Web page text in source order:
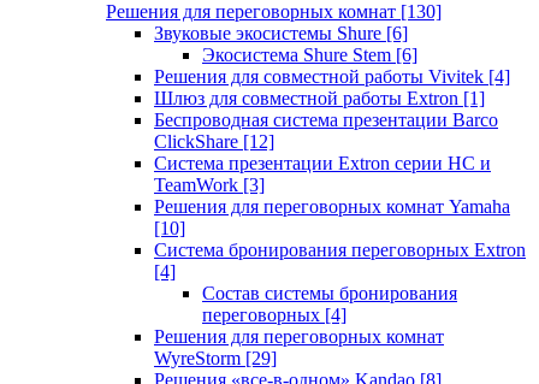
Решения для переговорных комнат [130]
Звуковые экосистемы Shure [6]
Экосистема Shure Stem [6]
Решения для совместной работы Vivitek [4]
Шлюз для совместной работы Extron [1]
Беспроводная система презентации Barco
ClickShare [12]
Система презентации Extron серии HC и
TeamWork [3]
Решения для переговорных комнат Yamaha
[10]
Система бронирования переговорных Extron
[4]
Состав системы бронирования
переговорных [4]
Решения для переговорных комнат
WyreStorm [29]
Решения «все-в-одном» Kandao [8]